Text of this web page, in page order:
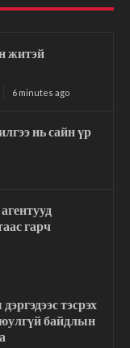
житэй
6 minutes ago
нь сайн үр
гарч
тэсрэх
байдлын